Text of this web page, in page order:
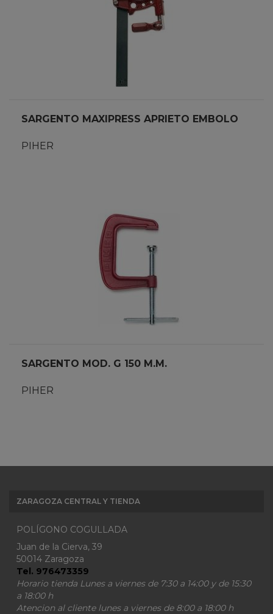
SARGENTO MAXIPRESS APRIETO EMBOLO
PIHER
SARGENTO MOD. G 150 M.M.
PIHER
ZARAGOZA CENTRAL Y TIENDA
POLÍGONO COGULLADA
Juan de la Cierva, 39
50014 Zaragoza
Tel. 976473359
Horario tienda Lunes a viernes de 7:30 a 14:00 y de 15:30
a 18:00 h
Atencion al cliente lunes a viernes de 8:00 a 18:00 h